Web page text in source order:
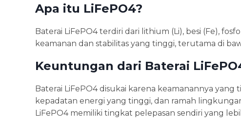
Apa itu LiFePO4?
Baterai LiFePO4 terdiri dari lithium (Li), besi (Fe),
keamanan dan stabilitas yang tinggi, terutama di
Keuntungan dari Baterai
Baterai LiFePO4 disukai karena keamanannya yang
kepadatan energi yang tinggi, dan ramah
LiFePO4 memiliki tingkat pelepasan sendiri yang